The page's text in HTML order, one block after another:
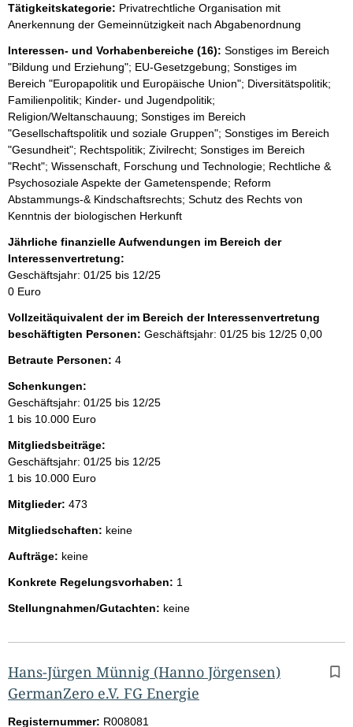
e
r
Tätigkeitskategorie: Privatrechtliche Organisation mit
Anerkennung der Gemeinnützigkeit nach Abgabenordnung
Interessen- und Vorhabenbereiche (16): Sonstiges im Bereich
"Bildung und Erziehung"; EU-Gesetzgebung; Sonstiges im
Bereich "Europapolitik und Europäische Union"; Diversitätspolitik;
Familienpolitik; Kinder- und Jugendpolitik;
Religion/Weltanschauung; Sonstiges im Bereich
"Gesellschaftspolitik und soziale Gruppen"; Sonstiges im Bereich
"Gesundheit"; Rechtspolitik; Zivilrecht; Sonstiges im Bereich
"Recht"; Wissenschaft, Forschung und Technologie; Rechtliche &
Psychosoziale Aspekte der Gametenspende; Reform
Abstammungs-& Kindschaftsrechts; Schutz des Rechts von
Kenntnis der biologischen Herkunft
Jährliche finanzielle Aufwendungen im Bereich der
Interessenvertretung:
Geschäftsjahr: 01/25 bis 12/25
0 Euro
Vollzeitäquivalent der im Bereich der Interessenvertretung
beschäftigten Personen: Geschäftsjahr: 01/25 bis 12/25 0,00
Betraute Personen: 4
Schenkungen:
Geschäftsjahr: 01/25 bis 12/25
1 bis 10.000 Euro
Mitgliedsbeiträge:
Geschäftsjahr: 01/25 bis 12/25
1 bis 10.000 Euro
Mitglieder: 473
Mitgliedschaften: keine
Aufträge: keine
Konkrete Regelungsvorhaben: 1
Stellungnahmen/Gutachten: keine
Hans-Jürgen Münnig (Hanno Jörgensen)
GermanZero e.V. FG Energie
Registernummer: R008081